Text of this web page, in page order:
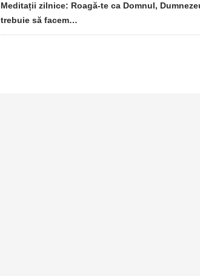
Meditații zilnice: Roagă-te ca Domnul,
trebuie să facem…